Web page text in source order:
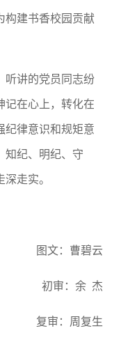
构建书香校园贡献
听讲的党员同志纷
记在心上，转化在
纪律意识和规矩意
知纪、明纪、守
深走实。
图文：曹碧云
初审：余 杰
复审：周复生